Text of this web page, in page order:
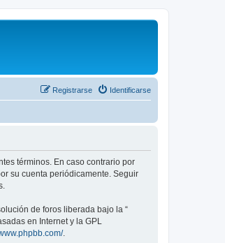
Identificarse
Registrarse
términos. En caso contrario por
su cuenta periódicamente. Seguir
de foros liberada bajo la “
en Internet y la GPL
.